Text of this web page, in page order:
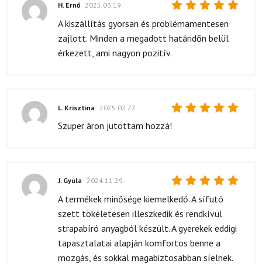
Értékelés:
H. Ernő 2025.03.19.
A kiszállítás gyorsan és problémamentesen
zajlott. Minden a megadott határidőn belül
érkezett, ami nagyon pozitív.
L. Krisztina 2025.02.22.
Szuper áron jutottam hozzá!
Értékelés:
/ 5
J. Gyula 2024.11.29.
A termékek minősége kiemelkedő. A sífutó
szett tökéletesen illeszkedik és rendkívül
strapabíró anyagból készült. A gyerekek eddigi
tapasztalatai alapján komfortos benne a
mozgás, és sokkal magabiztosabban síelnek.